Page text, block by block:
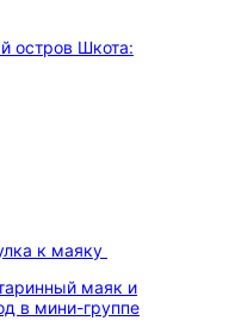
к маяку
маяк и
в мини-группе